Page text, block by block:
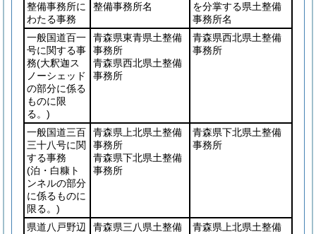
整備事務所に
わたる事務
整備事務所名
を分掌する県土整備
事務所名
一般国道百一
号に関する事
務(大釈迦ス
ノーシェッド
の部分に係る
ものに限
る。)
青森県東青県土整備
事務所
青森県西北県土整備
事務所
青森県西北県土整備
事務所
一般国道三百
三十八号に関
する事務
(泊・白糠ト
ンネルの部分
に係るものに
限る。)
青森県上北県土整備
事務所
青森県下北県土整備
事務所
青森県下北県土整備
事務所
県道八戸野辺
青森県三八県土整備
青森県上北県土整備